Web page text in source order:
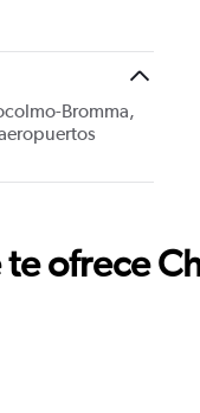
Bromma,
ofrece